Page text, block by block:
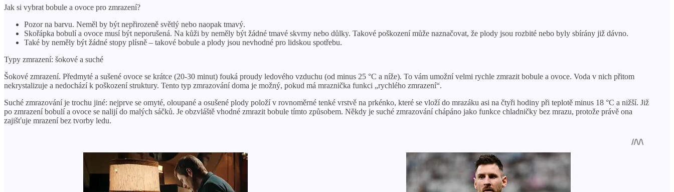
Jak si vybrat bobule a ovoce pro zmrazení?
Pozor na barvu. Neměl by být nepřirozeně světlý nebo naopak tmavý.
Skořápka bobulí a ovoce musí být neporušená. Na kůži by neměly být žádné tmavé skvrny nebo důlky. Takové poškození může naznačovat, že plody jsou rozbité nebo byly sbírány již dávno.
Také by neměly být žádné stopy plísně – takové bobule a plody jsou nevhodné pro lidskou spotřebu.
Typy zmrazení: šokové a suché
Šokové zmrazení. Předmyté a sušené ovoce se krátce (20-30 minut) fouká proudy ledového vzduchu (od minus 25 °C a níže). To vám umožní velmi rychle zmrazit bobule a ovoce. Voda v nich přitom
nekrystalizuje a nedochází k poškození struktury. Tento typ zmrazování doma je možný, pokud má mraznička funkci „rychlého zmrazení“.
Suché zmrazování je trochu jiné: nejprve se omyté, oloupané a osušené plody položí v rovnoměrné tenké vrstvě na prkénko, které se vloží do mrazáku asi na čtyři hodiny při teplotě minus 18 °C a nižší. Již
po zmrazení bobulí a ovoce se nalijí do malých sáčků. Je obzvláště vhodné zmrazit bobule tímto způsobem. Někdy je suché zmrazování chápáno jako funkce chladničky bez mrazu, protože právě ona
zajišťuje mrazení bez tvorby ledu.